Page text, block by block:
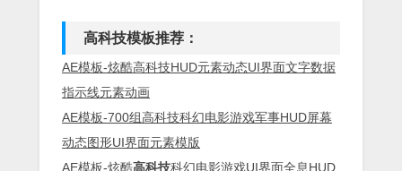
高科技模板推荐：
AE模板-炫酷高科技HUD元素动态UI界面文字数据
指示线元素动画
AE模板-700组高科技科幻电影游戏军事HUD屏幕
动态图形UI界面元素模版
AE模板-炫酷高科技科幻电影游戏UI界面全息HUD